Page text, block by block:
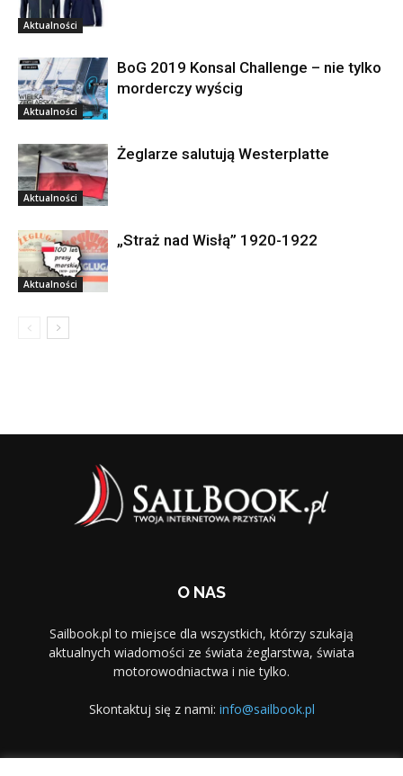
Aktualności
Aktualności
BoG 2019 Konsal Challenge – nie tylko
morderczy wyścig
Aktualności
Żeglarze salutują Westerplatte
Aktualności
„Straż nad Wisłą” 1920-1922
O NAS
Sailbook.pl to miejsce dla wszystkich, którzy szukają
aktualnych wiadomości ze świata żeglarstwa, świata
motorowodniactwa i nie tylko.
Skontaktuj się z nami: info@sailbook.pl